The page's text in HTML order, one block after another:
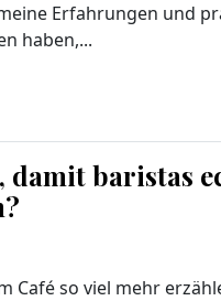
Erfahrungen und
haben,...
damit baristas
Café so viel mehr